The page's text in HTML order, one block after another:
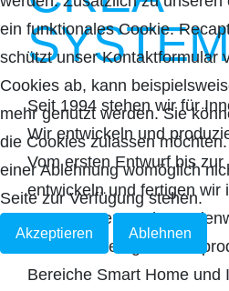
Seit 1994 stehen wir für
Wir entwickeln und
Vom ersten Entwurf bis zur
entwickeln und fertigen wir
Steuerungen nach
zusätzlich fertige
Bereiche Smart Home und
ein funktionales Cookie.
schützt unser Kontaktformular
Cookies ab, kann
mehr genutzt werden. Sie
die Cookies zulassen
einer Ablehnung womöglich
Seite zur Verfügung stehen.
Akzeptieren Ablehnen